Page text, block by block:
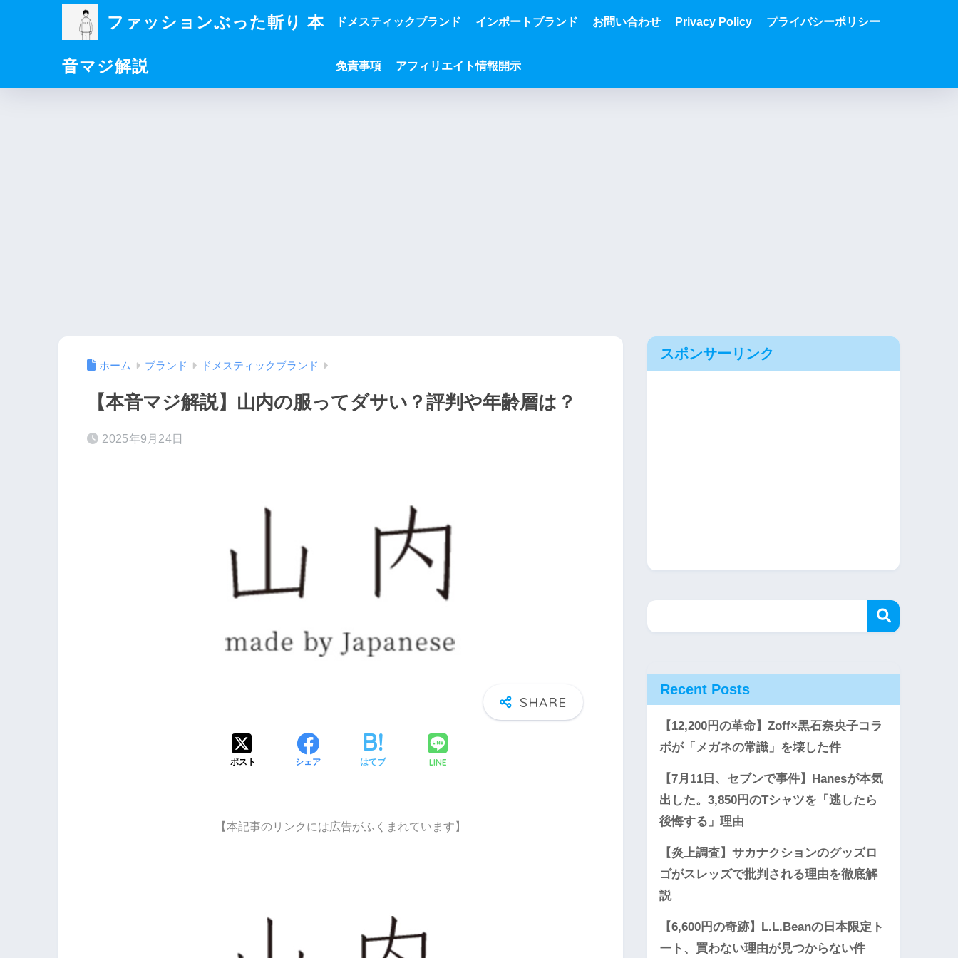
ファッションぶった斬り 本
音マジ解説
ドメスティックブランド インポートブランド お問い合わせ Privacy Policy プライバシーポリシー
免責事項 アフィリエイト情報開示
ホーム ブランド ドメスティックブランド
【本音マジ解説】山内の服ってダサい？評判や年齢層は？
2025年9月24日
ポスト シェア はてブ LINE
【本記事のリンクには広告がふくまれています】
スポンサーリンク
Recent Posts
【12,200円の革命】Zoff×黒石奈央子コラ
ボが「メガネの常識」を壊した件
【7月11日、セブンで事件】Hanesが本気
出した。3,850円のTシャツを「逃したら
後悔する」理由
【炎上調査】サカナクションのグッズロ
ゴがスレッズで批判される理由を徹底解
説
【6,600円の奇跡】L.L.Beanの日本限定ト
ート、買わない理由が見つからない件